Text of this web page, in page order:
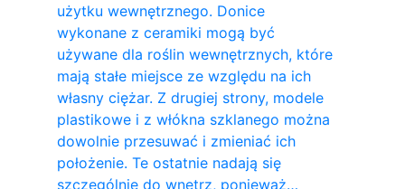
użytku wewnętrznego. Donice
wykonane z ceramiki mogą być
używane dla roślin wewnętrznych, które
mają stałe miejsce ze względu na ich
własny ciężar. Z drugiej strony, modele
plastikowe i z włókna szklanego można
dowolnie przesuwać i zmieniać ich
położenie. Te ostatnie nadają się
szczególnie do wnętrz, ponieważ…